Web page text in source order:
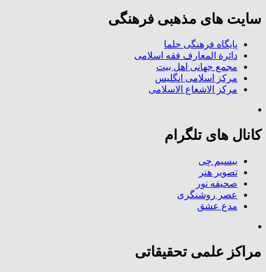
سایت های مذهبی فرهنگی
پایگاه فرهنگی حلما
دائرة المعارف فقه اسلامی
مجمع جهانی اهل بیت
مرکز اسلامی انگلیس
مرکز الاشعاع الاسلامی
کانال های تلگرام
بیسیم چی
تصویر هنر
صحیفه نور
عصر روشنگری
مدع عشق
مراکز علمی تحقیقاتی